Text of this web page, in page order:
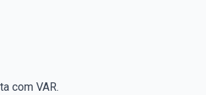
com VAR.